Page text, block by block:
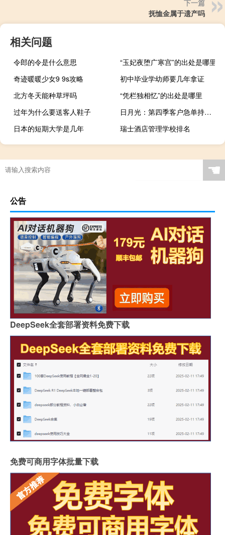
下一篇
抚恤金属于遗产吗
相关问题
令郎的令是什么意思
“玉妃夜堕广寒宫”的出处是哪里
奇迹暖暖少女9 9s攻略
初中毕业学幼师要几年拿证
北方冬天能种草坪吗
“凭栏独相忆”的出处是哪里
过年为什么要送客人鞋子
日月光：第四季客户急单持续下达 预估先进封装明年业绩有望同比倍增
日本的短期大学是几年
瑞士酒店管理学校排名
☚
公告
DeepSeek全套部署资料免费下载
免费可商用字体批量下载